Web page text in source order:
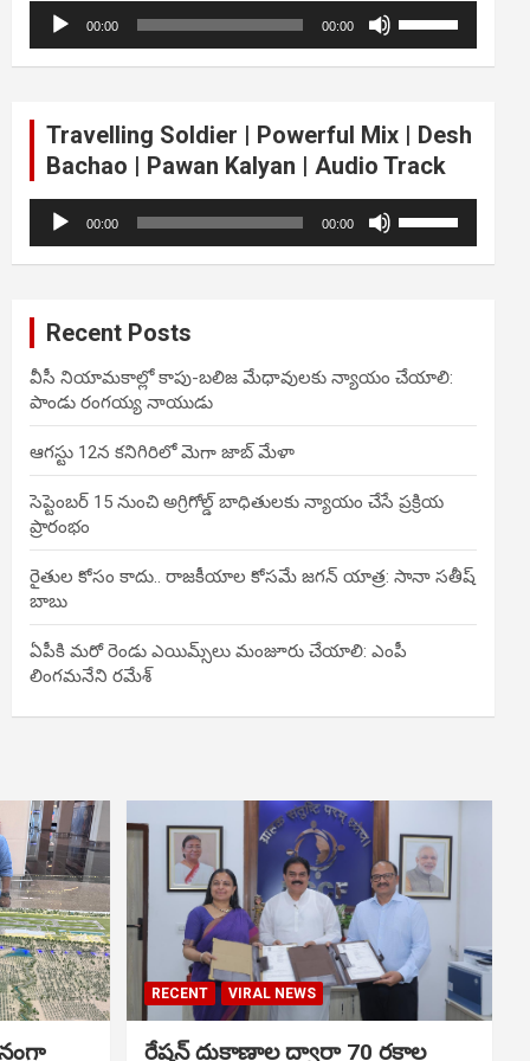
Audio
Player
00:00 00:00
Arrow
increase
or
Travelling Soldier | Powerful Mix | Desh
Bachao | Pawan Kalyan | Audio Track
Audio
Player
00:00 00:00
Arrow
decrease
Recent Posts
వీసీ నియామకాల్లో కాపు-బలిజ మేధావులకు న్యాయం చేయాలి:
పాండు రంగయ్య నాయుడు
ఆగస్టు 12న కనిగిరిలో మెగా జాబ్ మేళా
సెప్టెంబర్ 15 నుంచి అగ్రిగోల్డ్ బాధితులకు న్యాయం చేసే ప్రక్రియ
ప్రారంభం
రైతుల కోసం కాదు.. రాజకీయాల కోసమే జగన్ యాత్ర: సానా సతీష్
బాబు
ఏపీకి మరో రెండు ఎయిమ్స్‌లు మంజూరు చేయాలి: ఎంపీ
లింగమనేని రమేశ్
RECENT VIRAL NEWS
రేషన్ దుకాణాల ద్వారా 70 రకాల